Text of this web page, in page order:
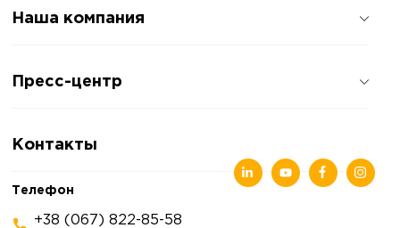
Наша компания
Отзывы о компании
Пресс-центр
Статьи
Контакты
Телефон
+38 (067) 822-85-58